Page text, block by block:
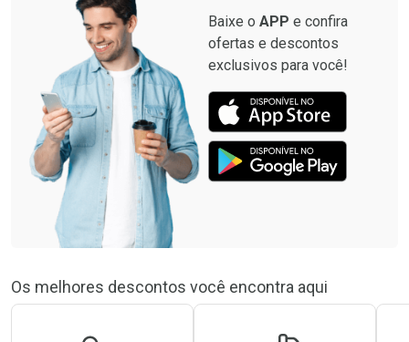
Baixe o APP e confira
ofertas e descontos
exclusivos para você!
Os melhores descontos você encontra aqui